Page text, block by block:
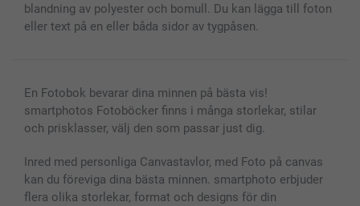
Alla fotoprodukter
blandning av polyester och bomull. Du kan lägga till foton
eller text på en eller båda sidor av tygpåsen.
En Fotobok bevarar dina minnen på bästa vis!
smartphotos Fotoböcker finns i många storlekar, stilar
och prisklasser, välj den som passar just dig.
Inred med personliga Canvastavlor, med Foto på canvas
kan du föreviga dina bästa minnen. smartphoto erbjuder
flera olika storlekar, format och designs för din